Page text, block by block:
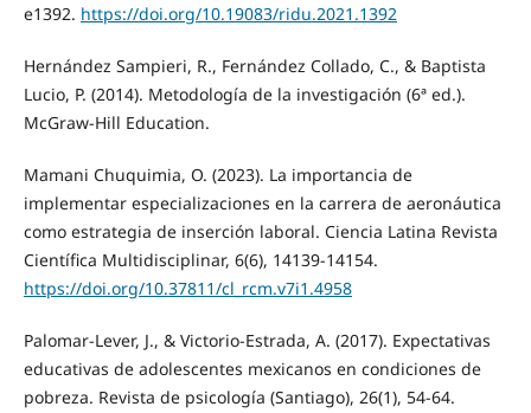
e1392. https://doi.org/10.19083/ridu.2021.1392
Hernández Sampieri, R., Fernández Collado, C., & Baptista
Lucio, P. (2014). Metodología de la investigación (6ª ed.).
McGraw-Hill Education.
Mamani Chuquimia, O. (2023). La importancia de
implementar especializaciones en la carrera de aeronáutica
como estrategia de inserción laboral. Ciencia Latina Revista
Científica Multidisciplinar, 6(6), 14139-14154.
https://doi.org/10.37811/cl_rcm.v7i1.4958
Palomar-Lever, J., & Victorio-Estrada, A. (2017). Expectativas
educativas de adolescentes mexicanos en condiciones de
pobreza. Revista de psicología (Santiago), 26(1), 54-64.